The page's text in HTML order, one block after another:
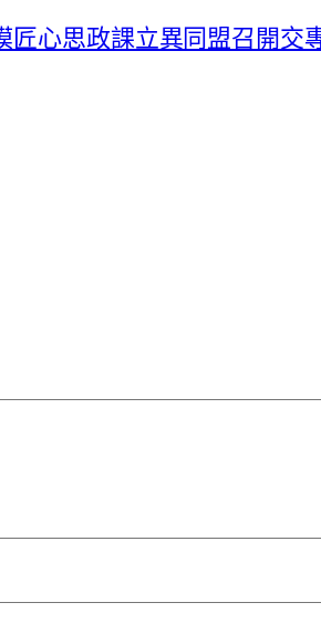
匠心思政課立異同盟召開交